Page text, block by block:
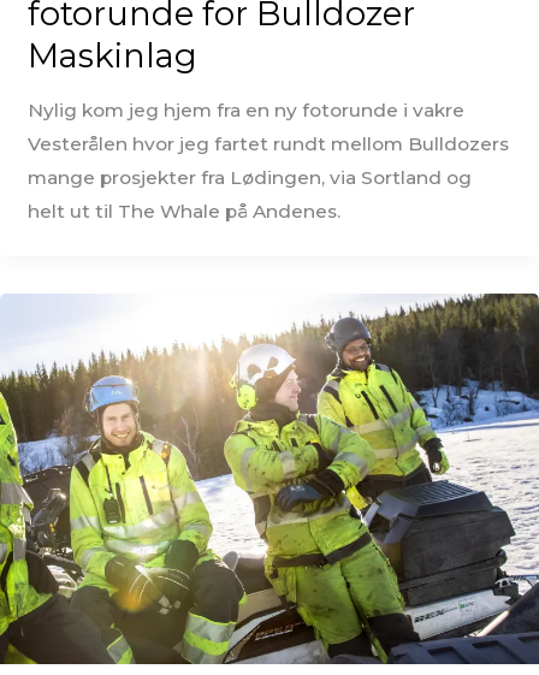
fotorunde for Bulldozer
Maskinlag
Nylig kom jeg hjem fra en ny fotorunde i vakre
Vesterålen hvor jeg fartet rundt mellom Bulldozers
mange prosjekter fra Lødingen, via Sortland og
helt ut til The Whale på Andenes.